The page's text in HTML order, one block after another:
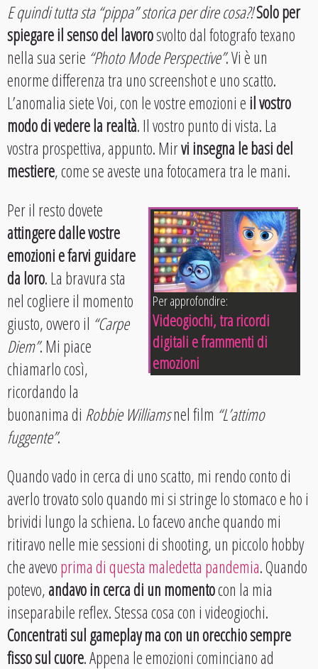
E quindi tutta sta “pippa” storica per dire cosa?!Solo per
spiegare il senso del lavorosvolto dal fotografo texano
nella sua serie “Photo Mode Perspective”. Vi è un
enorme differenza tra uno screenshot e uno scatto.
L’anomalia siete Voi, con le vostre emozioni eil vostro
modo di vedere la realtà. Il vostro punto di vista. La
vostra prospettiva, appunto. Mirvi insegna le basi del
mestiere, come se aveste una fotocamera tra le mani.
Per approfondire:
Videogiochi, tra ricordi
digitali e frammenti di
emozioni
Per il resto dovete
attingere dalle vostre
emozioni e farvi guidare
da loro. La bravura sta
nel cogliere il momento
giusto, ovvero il “Carpe
Diem”. Mi piace
chiamarlo così,
ricordando la
buonanima di Robbie Williamsnel film “L’attimo
fuggente”.
Quando vado in cerca di uno scatto, mi rendo conto di
averlo trovato solo quando mi si stringe lo stomaco e ho i
brividi lungo la schiena. Lo facevo anche quando mi
ritiravo nelle mie sessioni di shooting, un piccolo hobby
che avevoprima di questa maledetta pandemia. Quando
potevo,andavo in cerca di un momentocon la mia
inseparabile reflex. Stessa cosa con i videogiochi.
Concentrati sul gameplay ma con un orecchio sempre
fisso sul cuore. Appena le emozioni cominciano ad